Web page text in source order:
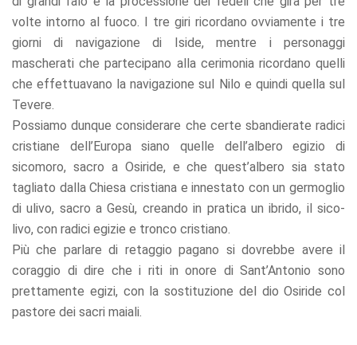
volte intorno al fuoco. I tre giri ricordano ovviamente i tre
giorni di navigazione di Iside, mentre i personaggi
mascherati che partecipano alla cerimonia ricordano quelli
che effettuavano la navigazione sul Nilo e quindi quella sul
Tevere.
Possiamo dunque considerare che certe sbandierate radici
cristiane dell’Europa siano quelle dell’albero egizio di
sicomoro, sacro a Osiride, e che quest’albero sia stato
tagliato dalla Chiesa cristiana e innestato con un germoglio
di ulivo, sacro a Gesù, creando in pratica un ibrido, il sico-
livo, con radici egizie e tronco cristiano.
Più che parlare di retaggio pagano si dovrebbe avere il
coraggio di dire che i riti in onore di Sant’Antonio sono
prettamente egizi, con la sostituzione del dio Osiride col
pastore dei sacri maiali.